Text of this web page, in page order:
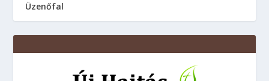
Üzenőfal